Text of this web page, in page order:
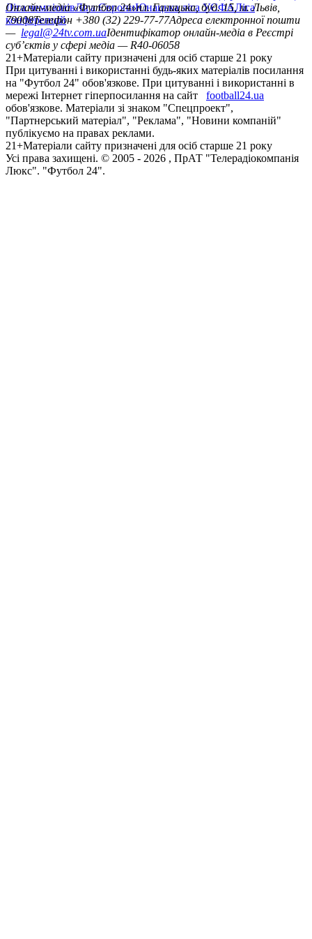
Ліга чемпіонівЛіга ЄвропиЮнацька ліга УЄФАЛіга
конференцій
Онлайн-медіа «Футбол 24»пл. Галицька, буд. 15, м. Львів,
79008Телефон +380 (32) 229-77-77Адреса електронної пошти
— legal@24tv.com.uaІдентифікатор онлайн-медіа в Реєстрі
суб’єктів у сфері медіа — R40-06058
21+Матеріали сайту призначені для осіб старше 21 року
При цитуванні і використанні будь-яких матеріалів посилання
на "Футбол 24" обов'язкове. При цитуванні і використанні в
мережі Інтернет гіперпосилання на сайт
football24.ua
обов'язкове. Матеріали зі знаком "Спецпроект",
"Партнерський матеріал", "Реклама", "Новини компаній"
публікуємо на правах реклами.
21+Матеріали сайту призначені для осіб старше 21 року
Усi права захищенi. © 2005 - 2026 , ПрАТ "Телерадіокомпанія
Люкс". "Футбол 24".